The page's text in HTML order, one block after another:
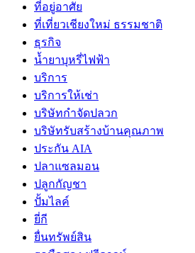
ที่อยู่อาศัย
ที่เที่ยวเชียงใหม่ ธรรมชาติ
ธุรกิจ
น้ำยาบุหรี่ไฟฟ้า
บริการ
บริการให้เช่า
บริษัทกำจัดปลวก
บริษัทรับสร้างบ้านคุณภาพ
ประกัน AIA
ปลาแซลมอน
ปลูกกัญชา
ปั้มไลค์
ยี่กี
ยื่นทรัพย์สิน